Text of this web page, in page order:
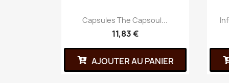
Capsules The Capsoul...
11,83 €
AJOUTER AU PANIER